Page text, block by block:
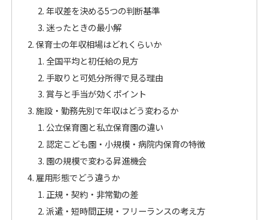
年収差を決める5つの判断基準
迷ったときの最小解
保育士の年収相場はどれくらいか
全国平均と初任給の見方
手取りと可処分所得で見る理由
賞与と手当が効くポイント
施設・勤務先別で年収はどう変わるか
公立保育園と私立保育園の違い
認定こども園・小規模・病院内保育の特徴
園の規模で変わる昇進機会
雇用形態でどう違うか
正規・契約・非常勤の差
派遣・短時間正規・フリーランスの考え方